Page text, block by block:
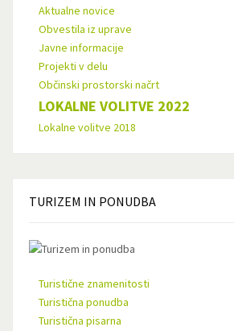
Aktualne novice
Obvestila iz uprave
Javne informacije
Projekti v delu
Občinski prostorski načrt
LOKALNE VOLITVE 2022
Lokalne volitve 2018
TURIZEM IN PONUDBA
Turistične znamenitosti
Turistična ponudba
Turistična pisarna